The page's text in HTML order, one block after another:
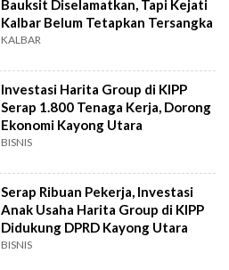
Bauksit Diselamatkan, Tapi Kejati
Kalbar Belum Tetapkan Tersangka
KALBAR
Investasi Harita Group di KIPP
Serap 1.800 Tenaga Kerja, Dorong
Ekonomi Kayong Utara
BISNIS
Serap Ribuan Pekerja, Investasi
Anak Usaha Harita Group di KIPP
Didukung DPRD Kayong Utara
BISNIS